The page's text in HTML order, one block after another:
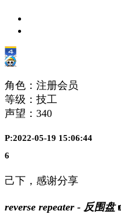
角色：注册会员
等级：技工
声望： 340
P:2022-05-19 15:06:44
6
己下，感谢分享
reverse repeater - 反围盘